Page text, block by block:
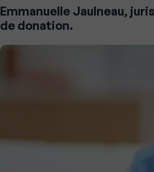
Emmanuelle Jaulneau,
de donation.